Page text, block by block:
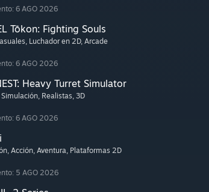
6 AGO 2026
Tōkon: Fighting Souls
, Luchador en 2D, Arcade
6 AGO 2026
Heavy Turret Simulator
Simulación, Realistas, 3D
6 AGO 2026
, Acción, Aventura, Plataformas 2D
5 AGO 2026